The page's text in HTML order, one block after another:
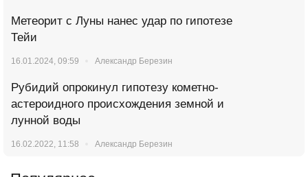
Метеорит с Луны нанес удар по гипотезе
Тейи
16.01.2024, 09:59 Александр Березин
Рубидий опрокинул гипотезу кометно-
астероидного происхождения земной и
лунной воды
16.02.2022, 11:58 Александр Березин